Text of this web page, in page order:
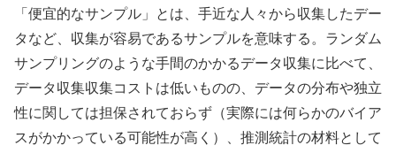
「便宜的なサンプル」とは、手近な人々から収集したデー
タなど、収集が容易であるサンプルを意味する。ランダム
サンプリングのような手間のかかるデータ収集に比べて、
データ収集収集コストは低いものの、データの分布や独立
性に関しては担保されておらず（実際には何らかのバイア
スがかかっている可能性が高く）、推測統計の材料として